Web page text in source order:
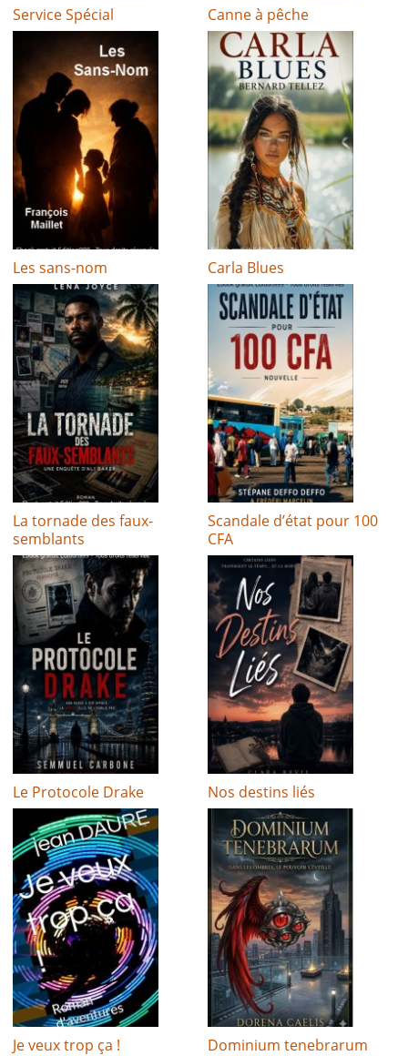
Service Spécial Canne à pêche
Les sans-nom Carla Blues
La tornade des faux-
semblants
Scandale d’état pour 100
CFA
Le Protocole Drake Nos destins liés
Je veux trop ça ! Dominium tenebrarum